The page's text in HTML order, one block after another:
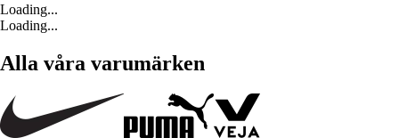
Loading...
Loading...
Alla våra varumärken